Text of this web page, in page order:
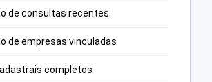
de consultas recentes
de empresas vinculadas
completos